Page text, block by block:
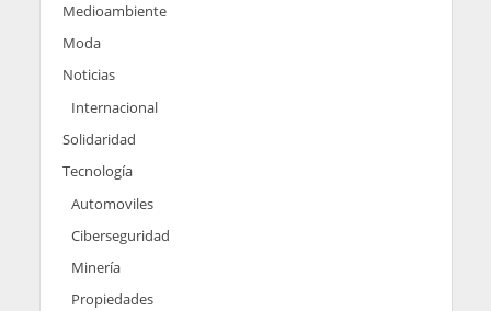
Medioambiente
Moda
Noticias
Internacional
Solidaridad
Tecnología
Automoviles
Ciberseguridad
Minería
Propiedades